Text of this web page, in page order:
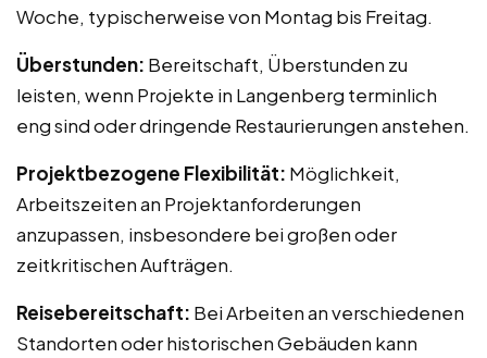
Woche, typischerweise von Montag bis Freitag.
Überstunden: Bereitschaft, Überstunden zu
leisten, wenn Projekte in Langenberg terminlich
eng sind oder dringende Restaurierungen anstehen.
Projektbezogene Flexibilität: Möglichkeit,
Arbeitszeiten an Projektanforderungen
anzupassen, insbesondere bei großen oder
zeitkritischen Aufträgen.
Reisebereitschaft: Bei Arbeiten an verschiedenen
Standorten oder historischen Gebäuden kann